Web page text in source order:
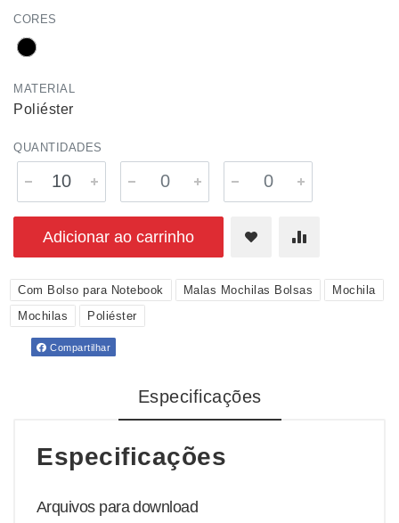
CORES
MATERIAL
Poliéster
QUANTIDADES
Adicionar ao carrinho
Com Bolso para Notebook Malas Mochilas Bolsas
Mochila
Mochilas
Poliéster
Compartilhar
Especificações
Especificações
Arquivos para download